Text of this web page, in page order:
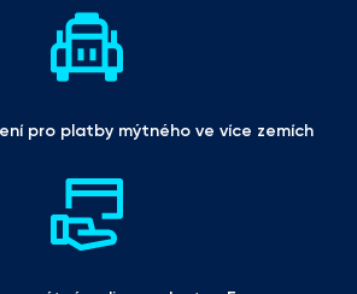
pro platby mýtného ve více zemích